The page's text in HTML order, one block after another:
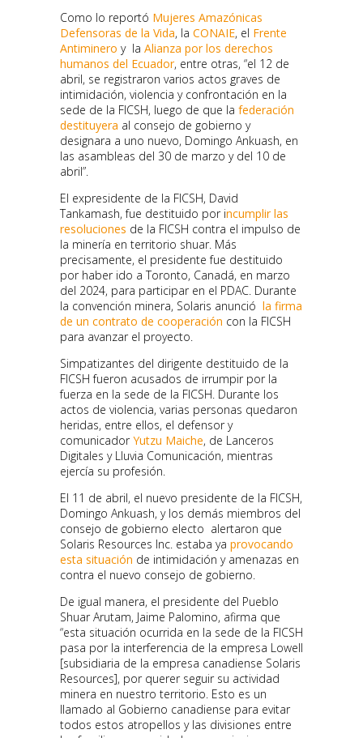
Como lo reportó Mujeres Amazónicas
Defensoras de la Vida, la CONAIE, el Frente
Antiminero y la Alianza por los derechos
humanos del Ecuador, entre otras, “el 12 de
abril, se registraron varios actos graves de
intimidación, violencia y confrontación en la
sede de la FICSH, luego de que la federación
destituyera al consejo de gobierno y
designara a uno nuevo, Domingo Ankuash, en
las asambleas del 30 de marzo y del 10 de
abril”.
El expresidente de la FICSH, David
Tankamash, fue destituido por incumplir las
resoluciones de la FICSH contra el impulso de
la minería en territorio shuar. Más
precisamente, el presidente fue destituido
por haber ido a Toronto, Canadá, en marzo
del 2024, para participar en el PDAC. Durante
la convención minera, Solaris anunció la firma
de un contrato de cooperación con la FICSH
para avanzar el proyecto.
Simpatizantes del dirigente destituido de la
FICSH fueron acusados de irrumpir por la
fuerza en la sede de la FICSH. Durante los
actos de violencia, varias personas quedaron
heridas, entre ellos, el defensor y
comunicadorYutzu Maiche, de Lanceros
Digitales y Lluvia Comunicación, mientras
ejercía su profesión.
El 11 de abril, el nuevo presidente de la FICSH,
Domingo Ankuash, y los demás miembros del
consejo de gobierno electo alertaron que
Solaris Resources Inc. estaba ya provocando
esta situación de intimidación y amenazas en
contra el nuevo consejo de gobierno.
De igual manera, el presidente del Pueblo
Shuar Arutam, Jaime Palomino, afirma que
“esta situación ocurrida en la sede de la FICSH
pasa por la interferencia de la empresa Lowell
[subsidiaria de la empresa canadiense Solaris
Resources], por querer seguir su actividad
minera en nuestro territorio. Esto es un
llamado al Gobierno canadiense para evitar
todos estos atropellos y las divisiones entre